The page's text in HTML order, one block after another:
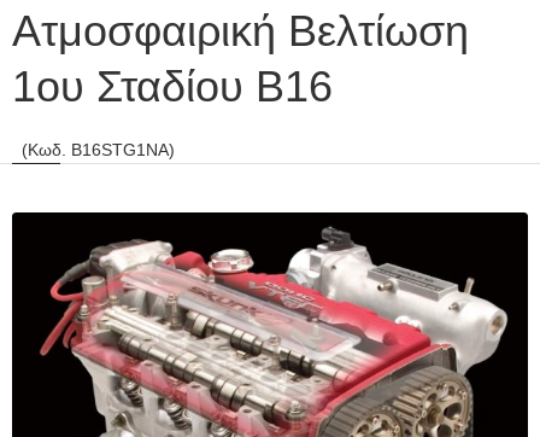
Ατμοσφαιρική Βελτίωση
1ου Σταδίου Β16
(Κωδ. B16STG1NA)